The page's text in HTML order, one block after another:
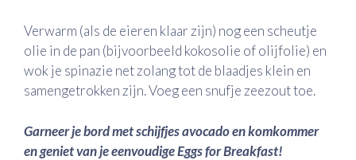
Verwarm (als de eieren klaar zijn) nog een scheutje
olie in de pan (bijvoorbeeld kokosolie of olijfolie) en
wok je spinazie net zolang tot de blaadjes klein en
samengetrokken zijn. Voeg een snufje zeezout toe.
Garneer je bord met schijfjes avocado en komkommer
en geniet van je eenvoudige Eggs for Breakfast!